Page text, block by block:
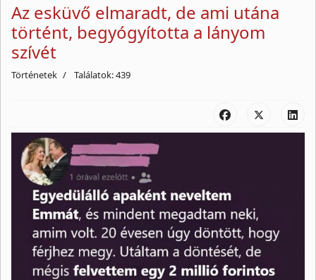
Az esküvő elmaradt, de ami utána
történt, begyógyította a lányom
szívét
Történetek Találatok: 439